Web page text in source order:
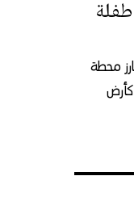
بمشاركة اكثر من 300 طفلة
محطة
كأرض